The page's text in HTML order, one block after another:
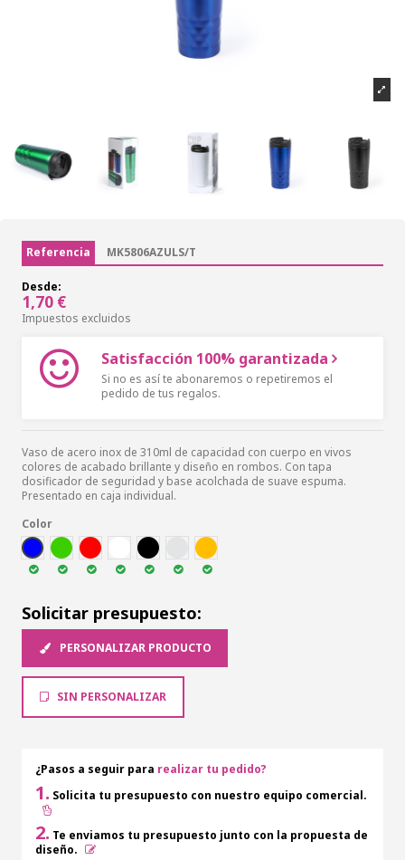
Referencia MK5806AZULS/T
Desde:
1,70 €
Impuestos excluidos
Satisfacción 100% garantizada
Si no es así te abonaremos o repetiremos el
pedido de tus regalos.
Vaso de acero inox de 310ml de capacidad con cuerpo en vivos
colores de acabado brillante y diseño en rombos. Con tapa
dosificador de seguridad y base acolchada de suave espuma.
Presentado en caja individual.
Color
AZUL
VER ROJ BLA NEG PLAT DOR
Solicitar presupuesto:
PERSONALIZAR PRODUCTO
SIN PERSONALIZAR
¿Pasos a seguir para realizar tu pedido?
1. Solicita tu presupuesto con nuestro equipo comercial.
2. Te enviamos tu presupuesto junto con la propuesta de
diseño.